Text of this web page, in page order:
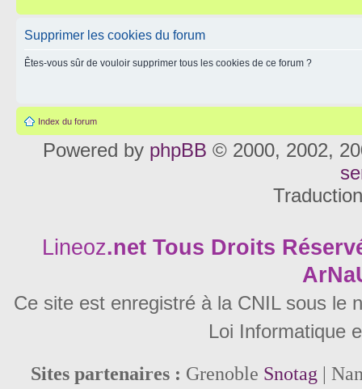
Supprimer les cookies du forum
Êtes-vous sûr de vouloir supprimer tous les cookies de ce forum ?
Index du forum
Powered by phpBB © 2000, 2002,
Lineoz.net Tous Droits
Ce site est enregistré à la CNIL sous le
Loi Informatique
Sites partenaires : Grenoble Snotag |